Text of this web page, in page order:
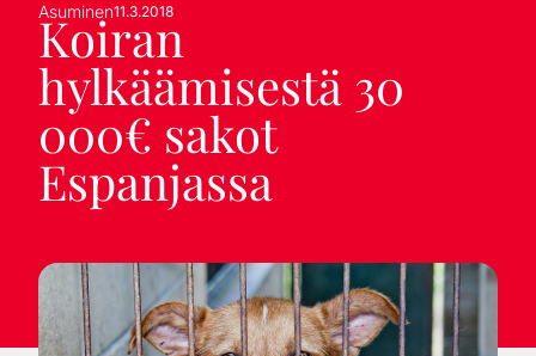
Asuminen11.3.2018
Koiran
hylkäämisestä 30
000€ sakot
Espanjassa